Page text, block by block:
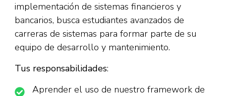
implementación de sistemas financieros y
bancarios, busca estudiantes avanzados de
carreras de sistemas para formar parte de su
equipo de desarrollo y mantenimiento.
Tus responsabilidades:
Aprender el uso de nuestro framework de